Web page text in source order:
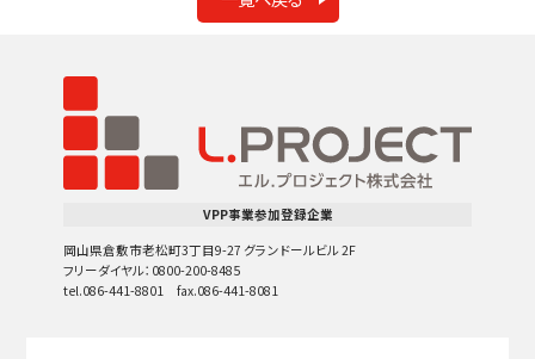
VPP事業参加登録企業
岡山県倉敷市老松町3丁目9-27 グランドールビル 2F
フリーダイヤル：0800-200-8485
tel.086-441-8801 fax.086-441-8081